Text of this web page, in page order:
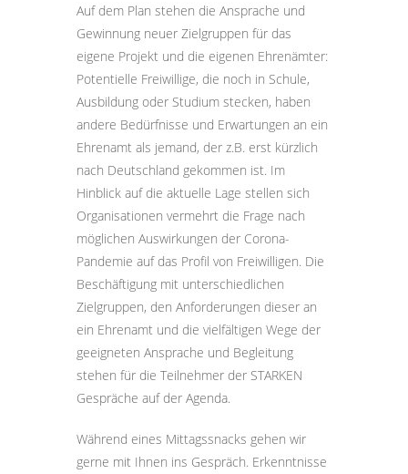
Auf dem Plan stehen die Ansprache und
Gewinnung neuer Zielgruppen für das
eigene Projekt und die eigenen Ehrenämter:
Potentielle Freiwillige, die noch in Schule,
Ausbildung oder Studium stecken, haben
andere Bedürfnisse und Erwartungen an ein
Ehrenamt als jemand, der z.B. erst kürzlich
nach Deutschland gekommen ist. Im
Hinblick auf die aktuelle Lage stellen sich
Organisationen vermehrt die Frage nach
möglichen Auswirkungen der Corona-
Pandemie auf das Profil von Freiwilligen. Die
Beschäftigung mit unterschiedlichen
Zielgruppen, den Anforderungen dieser an
ein Ehrenamt und die vielfältigen Wege der
geeigneten Ansprache und Begleitung
stehen für die Teilnehmer der STARKEN
Gespräche auf der Agenda.
Während eines Mittagssnacks gehen wir
gerne mit Ihnen ins Gespräch. Erkenntnisse